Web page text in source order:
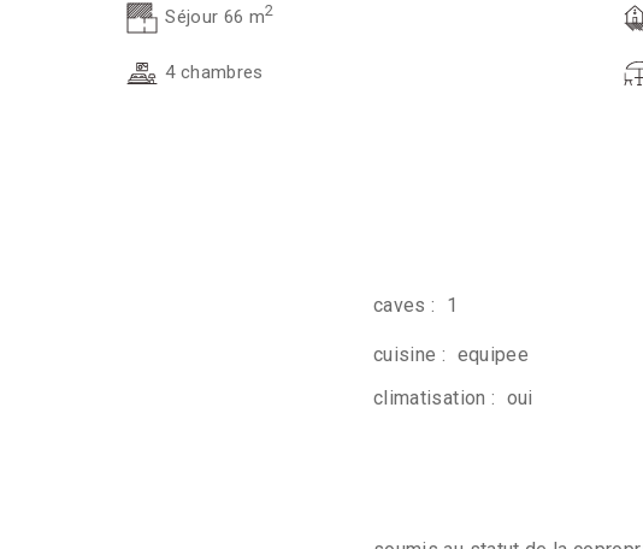
Séjour 66 m2
4 chambres
caves : 1
cuisine : equipee
climatisation : oui